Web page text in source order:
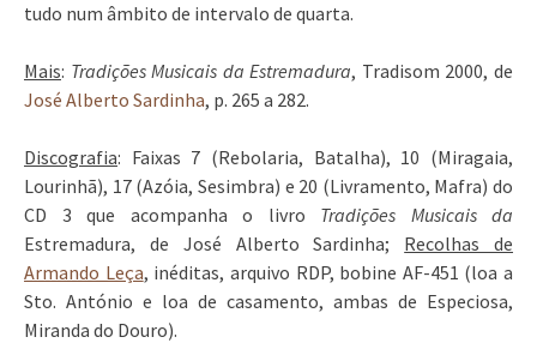
tudo num âmbito de intervalo de quarta.
Mais: Tradições Musicais da Estremadura, Tradisom 2000, de
José Alberto Sardinha, p. 265 a 282.
Discografia: Faixas 7 (Rebolaria, Batalha), 10 (Miragaia,
Lourinhã), 17 (Azóia, Sesimbra) e 20 (Livramento, Mafra) do
CD 3 que acompanha o livro Tradições Musicais da
Estremadura, de José Alberto Sardinha; Recolhas de
Armando Leça, inéditas, arquivo RDP, bobine AF-451 (loa a
Sto. António e loa de casamento, ambas de Especiosa,
Miranda do Douro).